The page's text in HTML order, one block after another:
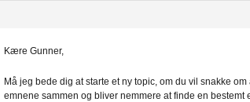
Kære Gunner,
Må jeg bede dig at starte et ny topic, om du vil snakke
emnene sammen og bliver nemmere at finde en bestemt